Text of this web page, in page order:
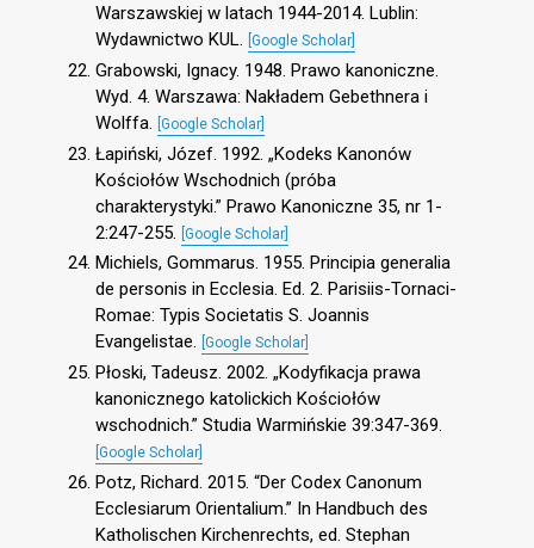
Warszawskiej w latach 1944-2014. Lublin:
Wydawnictwo KUL. [Google Scholar]
Grabowski, Ignacy. 1948. Prawo kanoniczne.
Wyd. 4. Warszawa: Nakładem Gebethnera i
Wolffa. [Google Scholar]
Łapiński, Józef. 1992. „Kodeks Kanonów
Kościołów Wschodnich (próba
charakterystyki.” Prawo Kanoniczne 35, nr 1-
2:247-255.
[Google Scholar]
Michiels, Gommarus. 1955. Principia generalia
de personis in Ecclesia. Ed. 2. Parisiis-Tornaci-
Romae: Typis Societatis S. Joannis
Evangelistae. [Google Scholar]
Płoski, Tadeusz. 2002. „Kodyfikacja prawa
kanonicznego katolickich Kościołów
wschodnich.” Studia Warmińskie 39:347-369.
[Google Scholar]
Potz, Richard. 2015. “Der Codex Canonum
Ecclesiarum Orientalium.” In Handbuch des
Katholischen Kirchenrechts, ed. Stephan